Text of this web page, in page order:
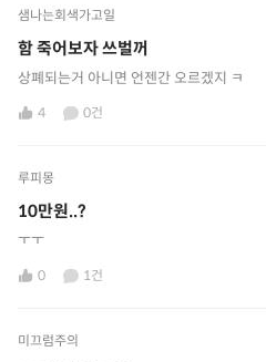
샘나는회색가고일
함 죽어보자 쓰벌꺼
상폐되는거 아니면 언젠간 오르겠지 ㅋ
4 0건
루피몽
10만원..?
ㅜㅜ
0 1건
미끄럼주의